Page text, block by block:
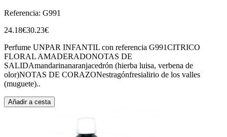
Referencia: G991
24.18€30.23€
Perfume UNPAR INFANTIL con referencia G991CITRICO
FLORAL AMADERADONOTAS DE
SALIDAmandarinanaranjacedrón (hierba luisa, verbena de
olor)NOTAS DE CORAZONestragónfresialirio de los valles
(muguete)..
Añadir a cesta